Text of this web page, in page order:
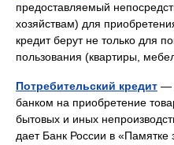
предоставляемый
хозяйствам) для
кредит берут не только для
пользования (квартиры,
Потребительский кредит —
банком на приобретение
бытовых и иных
дает Банк России в «Памятке